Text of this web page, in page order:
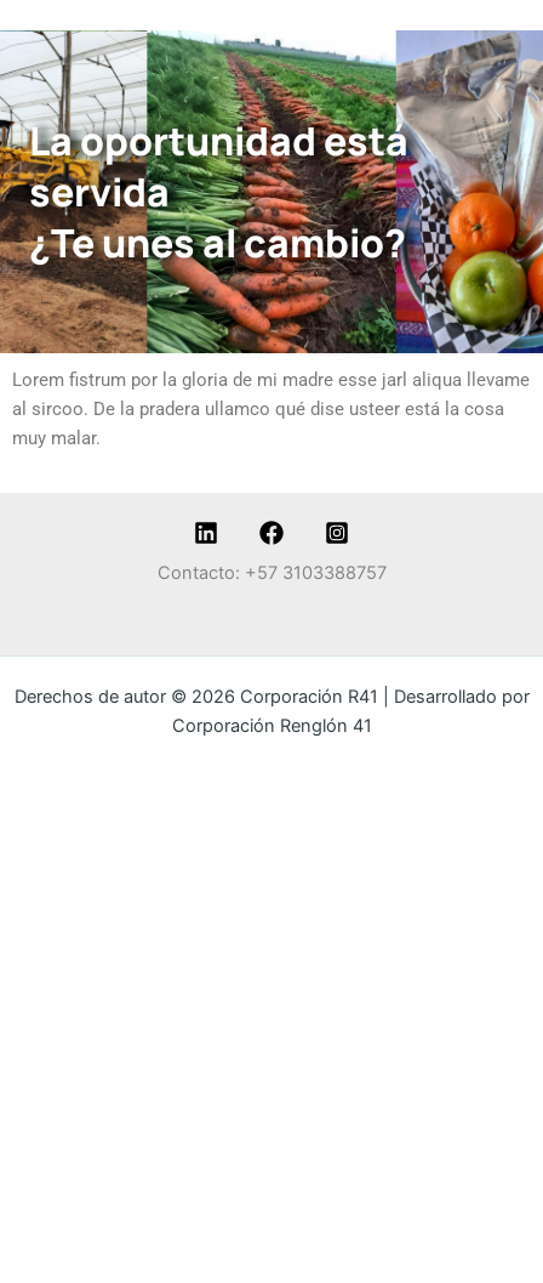
La oportunidad está
servida
¿Te unes al cambio?
Lorem fistrum por la gloria de mi madre esse jarl aliqua llevame
al sircoo. De la pradera ullamco qué dise usteer está la cosa
muy malar.
Contacto: +57 3103388757
Derechos de autor © 2026 Corporación R41 | Desarrollado por
Corporación Renglón 41